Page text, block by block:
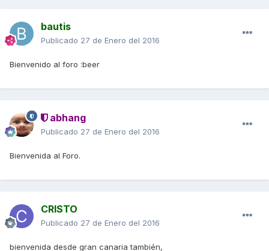
bautis
Publicado 27 de Enero del 2016
Bienvenido al foro :beer
abhang
Publicado 27 de Enero del 2016
Bienvenida al Foro.
CRISTO
Publicado 27 de Enero del 2016
bienvenida desde gran canaria también,